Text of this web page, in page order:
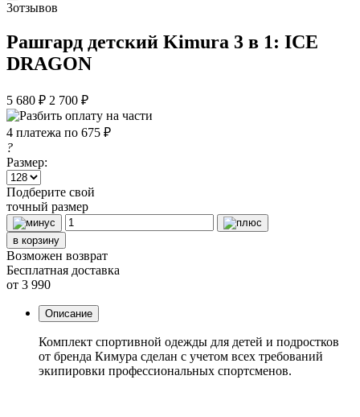
3отзывов
Рашгард детский Kimura 3 в 1: ICE
DRAGON
5 680 ₽ 2 700 ₽
4 платежа по 675 ₽
?
Размер:
Подберите свой
точный размер
в корзину
Возможен возврат
Бесплатная доставка
от 3 990
Описание
Комплект спортивной одежды для детей и подростков
от бренда Кимура сделан с учетом всех требований
экипировки профессиональных спортсменов.